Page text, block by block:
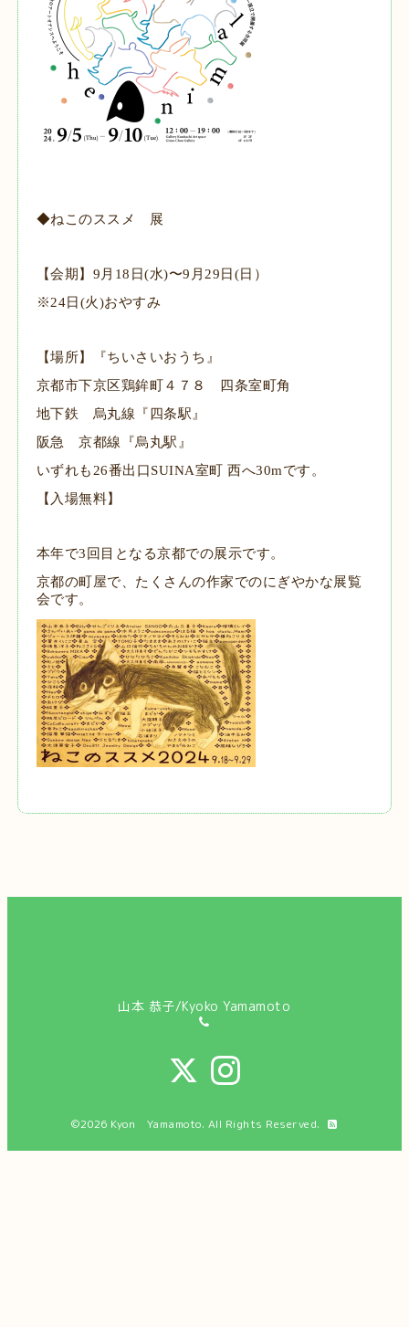
◆ねこのススメ 展
【会期】9月18日(水)〜9月29日(日）
※24日(火)おやすみ
【場所】『ちいさいおうち』
京都市下京区鶏鉾町４７８ 四条室町角
地下鉄 烏丸線『四条駅』
阪急 京都線『烏丸駅』
いずれも26番出口SUINA室町 西へ30mです。
【入場無料】
本年で3回目となる京都での展示です。
京都の町屋で、たくさんの作家でのにぎやかな展覧
会です。
山本 恭子/Kyoko Yamamoto
©2026 Kyon Yamamoto. All Rights Reserved.